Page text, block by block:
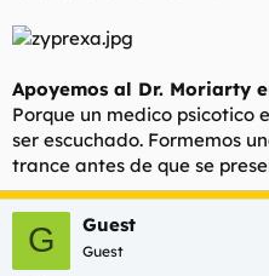
Apoyemos al Dr. Moriarty
Porque un medico psicotico
ser escuchado. Formemos
trance antes de que se
G Guest
Guest